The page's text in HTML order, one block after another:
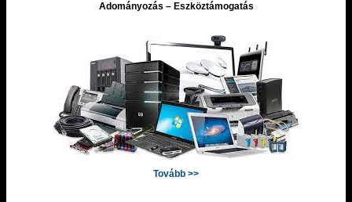
Adományozás – Eszköztámogatás
Tovább >>